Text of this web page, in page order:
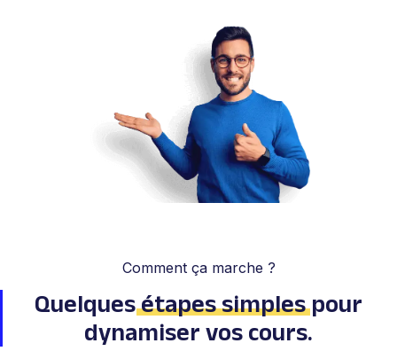
Comment ça marche ?
Quelquesétapes simples pour
dynamiser vos cours.